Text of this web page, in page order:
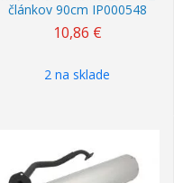
článkov 90cm IP000548
10,86 €
2 na sklade